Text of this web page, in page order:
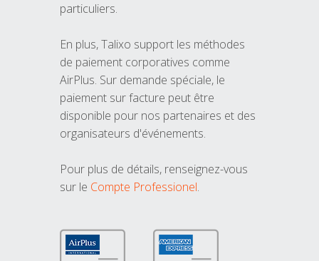
particuliers.
En plus, Talixo support les méthodes
de paiement corporatives comme
AirPlus. Sur demande spéciale, le
paiement sur facture peut être
disponible pour nos partenaires et des
organisateurs d'événements.
Pour plus de détails, renseignez-vous
sur le Compte Professionel.